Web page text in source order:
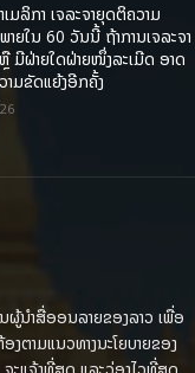
ມລິກາ ເຈລະຈາຍຸດຕິຄວາມ
າຍໃນ 60 ວັນນີ້ ຖ້າການເຈລະຈາ
ມີຝ່າຍໃດຝ່າຍໜຶ່ງລະເມີດ ອາດ
າມຂັດແຍ້ງອີກຄັ້ງ
ຜູ້ນຳສື່ອອນລາຍຂອງລາວ ເພື່ອ
ຕາມແນວທາງນະໂຍບາຍຂອງ
ແຈ້ງທີ່ສຸດ ແລະວ່ອງໄວທີ່ສຸດ.